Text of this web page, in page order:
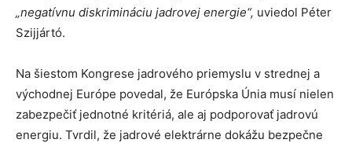
„negatívnu diskrimináciu jadrovej energie“, uviedol Péter
Szijjártó.
Na šiestom Kongrese jadrového priemyslu v strednej a
východnej Európe povedal, že Európska Únia musí nielen
zabezpečiť jednotné kritériá, ale aj podporovať jadrovú
energiu. Tvrdil, že jadrové elektrárne dokážu bezpečne